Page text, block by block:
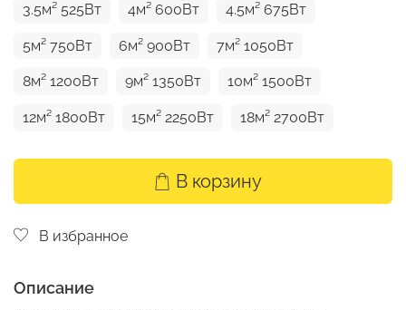
3.5м² 525Вт 4м² 600Вт 4.5м² 675Вт
5м² 750Вт 6м² 900Вт 7м² 1050Вт
8м² 1200Вт 9м² 1350Вт 10м² 1500Вт
12м² 1800Вт 15м² 2250Вт 18м² 2700Вт
В корзину
В избранное
Описание